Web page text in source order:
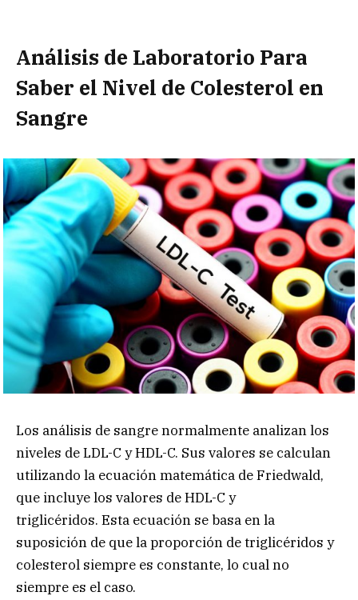
Análisis de Laboratorio Para
Saber el Nivel de Colesterol en
Sangre
Los análisis de sangre normalmente analizan los
niveles de LDL-C y HDL-C. Sus valores se calculan
utilizando la ecuación matemática de Friedwald,
que incluye los valores de HDL-C y
triglicéridos. Esta ecuación se basa en la
suposición de que la proporción de triglicéridos y
colesterol siempre es constante, lo cual no
siempre es el caso.